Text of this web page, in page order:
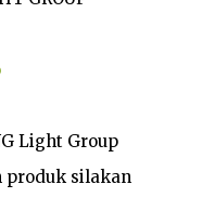
Light Group
produk silakan